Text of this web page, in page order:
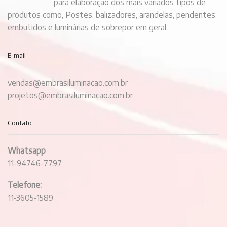
produtos como, Postes, balizadores, arandelas, pendentes,
embutidos e luminárias de sobrepor em geral.
E-mail
vendas@embrasiluminacao.com.br
projetos@embrasiluminacao.com.br
Contato
Whatsapp
11-94746-7797
Telefone:
11-3605-1589